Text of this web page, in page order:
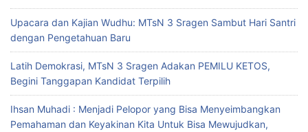
Upacara dan Kajian Wudhu: MTsN 3 Sragen Sambut Hari Santri
dengan Pengetahuan Baru
Latih Demokrasi, MTsN 3 Sragen Adakan PEMILU KETOS,
Begini Tanggapan Kandidat Terpilih
Ihsan Muhadi : Menjadi Pelopor yang Bisa Menyeimbangkan
Pemahaman dan Keyakinan Kita Untuk Bisa Mewujudkan,